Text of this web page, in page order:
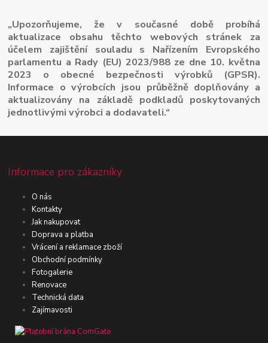
„Upozorňujeme, že v současné době probíhá
aktualizace obsahu těchto webových stránek za
účelem zajištění souladu s Nařízením Evropského
parlamentu a Rady (EU) 2023/988 ze dne 10. května
2023 o obecné bezpečnosti výrobků (GPSR).
Informace o výrobcích jsou průběžně doplňovány a
aktualizovány na základě podkladů poskytovaných
jednotlivými výrobci a dodavateli.“
Informace pro zákazníky
O nás
Kontakty
Jak nakupovat
Doprava a platba
Vrácení a reklamace zboží
Obchodní podmínky
Fotogalerie
Renovace
Technická data
Zajímavosti